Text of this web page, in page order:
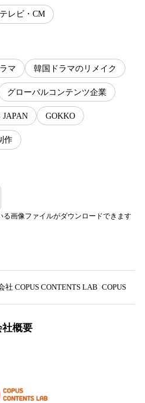
テレビ・CM
マ 韓国ドラマのリメイク
グローバルコンテンツ企業
JAPAN GOKKO
作
る画像ファイルがダウンロードできます
社 COPUS CONTENTS LAB COPUS
社概要